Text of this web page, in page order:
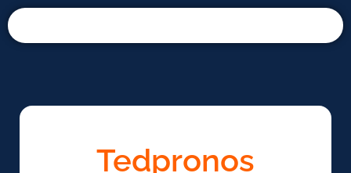
Tedpronos
Panneau de gestion des cookies